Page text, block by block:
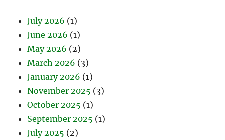
July 2026 (1)
June 2026 (1)
May 2026 (2)
March 2026 (3)
January 2026 (1)
November 2025 (3)
October 2025 (1)
September 2025 (1)
July 2025 (2)